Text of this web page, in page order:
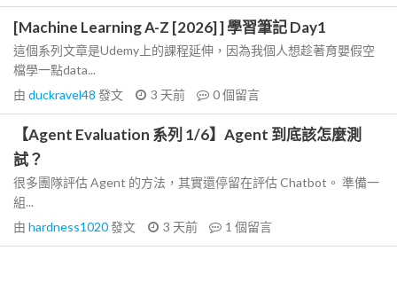
[Machine Learning A-Z [2026] ] 學習筆記 Day1
這個系列文章是Udemy上的課程延伸，因為我個人想趁著育嬰假空
檔學一點data...
由 duckravel48 發文 3 天前 0個留言
【Agent Evaluation 系列 1/6】Agent 到底該怎麼測
試？
很多團隊評估 Agent 的方法，其實還停留在評估 Chatbot。 準備一
組...
由 hardness1020發文 3 天前 1 個留言